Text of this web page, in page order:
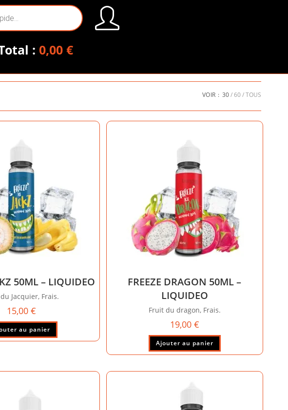
: 0,00 €
VOIR : 30 60 TOUS
50ML – LIQUIDEO
Jacquier, Frais.
15,00 €
au panier
FREEZE DRAGON 50ML –
LIQUIDEO
Fruit du dragon, Frais.
19,00 €
Ajouter au panier